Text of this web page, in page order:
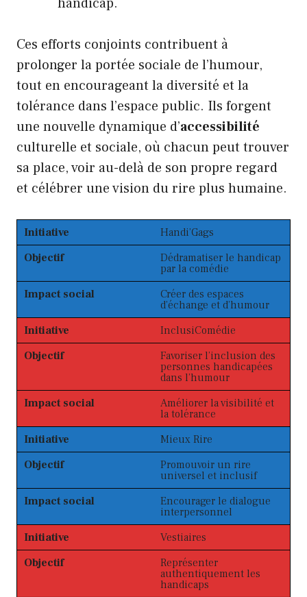
handicap.
Ces efforts conjoints contribuent à
prolonger la portée sociale de l’humour,
tout en encourageant la diversité et la
tolérance dans l’espace public. Ils forgent
une nouvelle dynamique d’accessibilité
culturelle et sociale, où chacun peut trouver
sa place, voir au-delà de son propre regard
et célébrer une vision du rire plus humaine.
Initiative
Handi’Gags
Objectif
Dédramatiser le handicap
par la comédie
Impact social
Créer des espaces
d’échange et d’humour
Initiative
InclusiComédie
Objectif
Favoriser l’inclusion des
personnes handicapées
dans l’humour
Impact social
Améliorer la visibilité et
la tolérance
Initiative
Mieux Rire
Objectif
Promouvoir un rire
universel et inclusif
Impact social
Encourager le dialogue
interpersonnel
Initiative
Vestiaires
Objectif
Représenter
authentiquement les
handicaps